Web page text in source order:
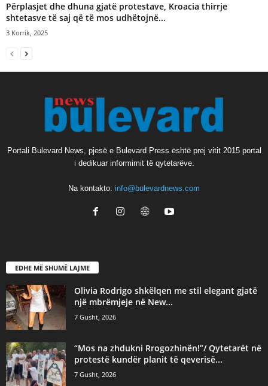
Përplasjet dhe dhuna gjatë protestave, Kroacia thirrje
shtetasve të saj që të mos udhëtojnë...
3 Korrik, 2025
Portali Bulevard News, pjesë e Bulevard Press është prej vitit 2015 portal
i dedikuar informimit të qytetarëve.
Na kontakto: info@bulevardnews.com
EDHE MË SHUMË LAJME
Olivia Rodrigo shkëlqen me stil elegant gjatë
një mbrëmjeje në New...
7 Gusht, 2026
“Mos na zhdukni Rrogozhinën!”/ Qytetarët në
protestë kundër planit të qeverisë...
7 Gusht, 2026